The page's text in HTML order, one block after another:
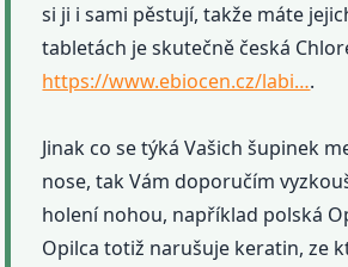
si ji i sami pěstují, takže máte
tabletách je skutečně česká
https://www.ebiocen.cz/labi….
Jinak co se týká Vašich šupinek
nose, tak Vám doporučím
holení nohou, například polská
Opilca totiž narušuje keratin, ze